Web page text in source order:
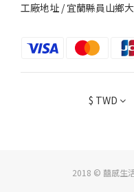
工廠地址 / 宜蘭縣員山鄉
$ TWD
2018 © 囍感生